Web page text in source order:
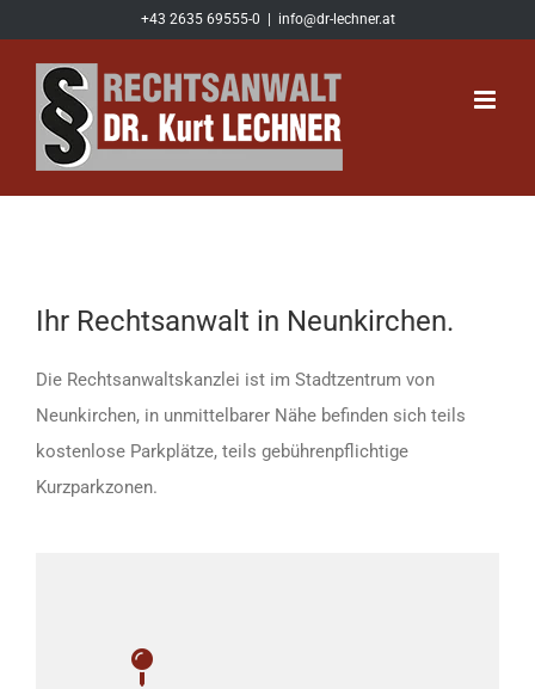
springen
+43 2635 69555-0 info@dr-lechner.at
Ihr Rechtsanwalt in Neunkirchen.
Die Rechtsanwaltskanzlei ist im Stadtzentrum von
Neunkirchen, in unmittelbarer Nähe befinden sich teils
kostenlose Parkplätze, teils gebührenpflichtige
Kurzparkzonen.